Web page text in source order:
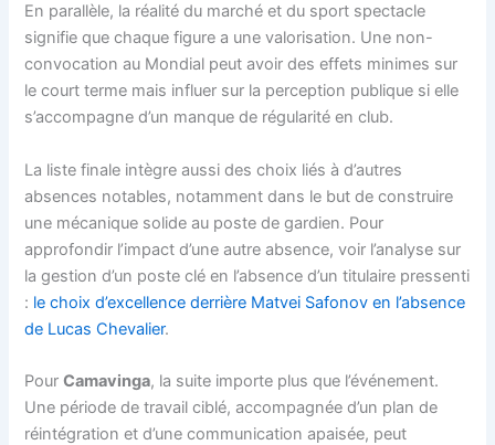
En parallèle, la réalité du marché et du sport spectacle
signifie que chaque figure a une valorisation. Une non-
convocation au Mondial peut avoir des effets minimes sur
le court terme mais influer sur la perception publique si elle
s’accompagne d’un manque de régularité en club.
La liste finale intègre aussi des choix liés à d’autres
absences notables, notamment dans le but de construire
une mécanique solide au poste de gardien. Pour
approfondir l’impact d’une autre absence, voir l’analyse sur
la gestion d’un poste clé en l’absence d’un titulaire pressenti
: le choix d’excellence derrière Matvei Safonov en l’absence
de Lucas Chevalier.
PourCamavinga, la suite importe plus que l’événement.
Une période de travail ciblé, accompagnée d’un plan de
réintégration et d’une communication apaisée, peut